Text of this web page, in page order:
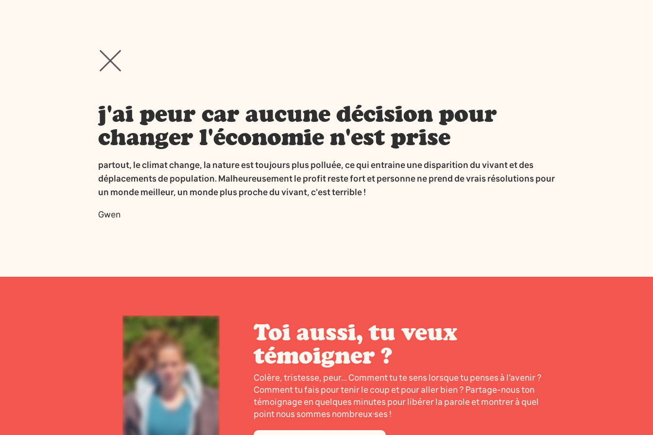
j'ai peur car aucune décision pour
changer l'économie n'est prise
partout, le climat change, la nature est toujours plus polluée, ce qui entraine une disparition du vivant et des
déplacements de population. Malheureusement le profit reste fort et personne ne prend de vrais résolutions pour
un monde meilleur, un monde plus proche du vivant, c'est terrible !
Gwen
Toi aussi, tu veux
témoigner ?
Colère, tristesse, peur... Comment tu te sens lorsque tu penses à l’avenir ?
Comment tu fais pour tenir le coup et pour aller bien ? Partage-nous ton
témoignage en quelques minutes pour libérer la parole et montrer à quel
point nous sommes nombreux·ses !